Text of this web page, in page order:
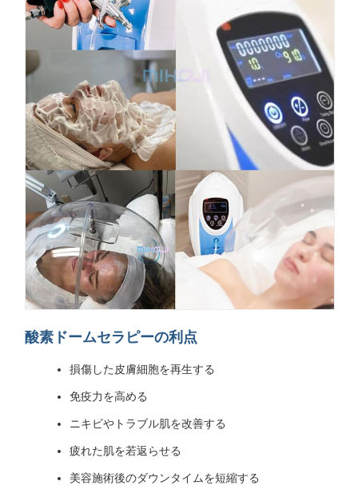
酸素ドームセラピーの利点
損傷した皮膚細胞を再生する
免疫力を高める
ニキビやトラブル肌を改善する
疲れた肌を若返らせる
美容施術後のダウンタイムを短縮する